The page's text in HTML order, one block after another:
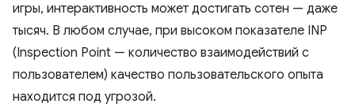
игры, интерактивность может достигать сотен — даже
тысяч. В любом случае, при высоком показателе INP
(Inspection Point — количество взаимодействий с
пользователем) качество пользовательского опыта
находится под угрозой.